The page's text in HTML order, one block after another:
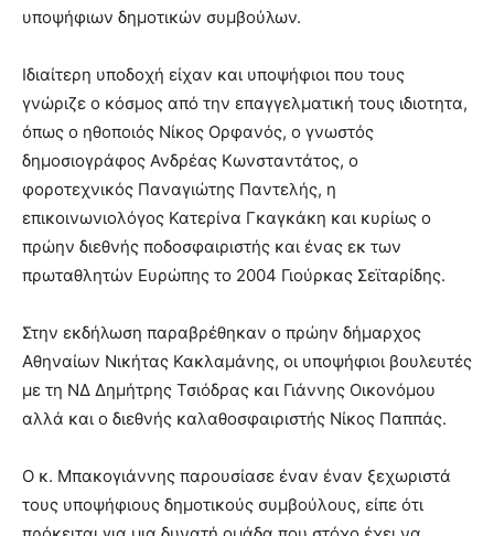
υποψήφιων δημοτικών συμβούλων.
Ιδιαίτερη υποδοχή είχαν και υποψήφιοι που τους
γνώριζε ο κόσμος από την επαγγελματική τους ιδιοτητα,
όπως ο ηθοποιός Νίκος Ορφανός, ο γνωστός
δημοσιογράφος Ανδρέας Κωνσταντάτος, ο
φοροτεχνικός Παναγιώτης Παντελής, η
επικοινωνιολόγος Κατερίνα Γκαγκάκη και κυρίως ο
πρώην διεθνής ποδοσφαιριστής και ένας εκ των
πρωταθλητών Ευρώπης το 2004 Γιούρκας Σεϊταρίδης.
Στην εκδήλωση παραβρέθηκαν ο πρώην δήμαρχος
Αθηναίων Νικήτας Κακλαμάνης, οι υποψήφιοι βουλευτές
με τη ΝΔ Δημήτρης Τσιόδρας και Γιάννης Οικονόμου
αλλά και ο διεθνής καλαθοσφαιριστής Νίκος Παππάς.
Ο κ. Μπακογιάννης παρουσίασε έναν έναν ξεχωριστά
τους υποψήφιους δημοτικούς συμβούλους, είπε ότι